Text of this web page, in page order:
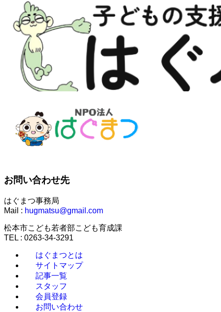
お問い合わせ先
はぐまつ事務局
Mail : hugmatsu@gmail.com
松本市こども若者部こども育成課
TEL : 0263-34-3291
はぐまつとは
サイトマップ
記事一覧
スタッフ
会員登録
お問い合わせ